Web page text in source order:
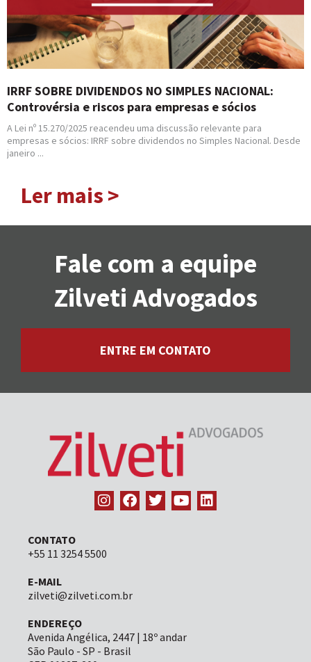
IRRF SOBRE DIVIDENDOS NO SIMPLES NACIONAL:
Controvérsia e riscos para empresas e sócios
A Lei nº 15.270/2025 reacendeu uma discussão relevante para
empresas e sócios: IRRF sobre dividendos no Simples Nacional. Desde
janeiro ...
Ler mais >
Fale com a equipe
Zilveti Advogados
ENTRE EM CONTATO
CONTATO
+55 11 3254 5500
E-MAIL
zilveti@zilveti.com.br
ENDEREÇO
Avenida Angélica, 2447 | 18º andar
São Paulo - SP - Brasil